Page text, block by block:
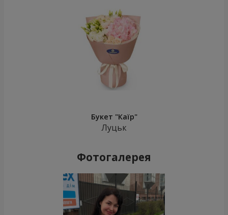
Букет "Каїр"
Луцьк
Фотогалерея